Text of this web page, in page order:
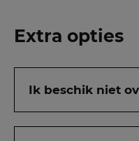
Extra opties
Ik beschik niet